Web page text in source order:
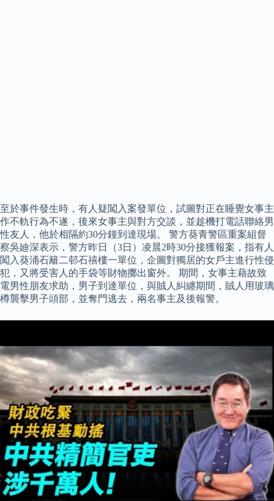
至於事件發生時，有人疑闖入案發單位，試圖對正在睡覺女事主
作不軌行為不遂，後來女事主與對方交談，並趁機打電話聯絡男
性友人，他於相隔約30分鐘到達現場。 警方葵青警區重案組督
察吳廸深表示，警方昨日（3日）凌晨2時30分接獲報案，指有人
闖入葵涌石籬二邨石禧樓一單位，企圖對獨居的女戶主進行性侵
犯，又將受害人的手袋等財物擲出窗外。 期間，女事主藉故致
電男性朋友求助，男子到達單位，與賊人糾纏期間，賊人用玻璃
樽襲擊男子頭部，並奪門逃去，兩名事主及後報警。